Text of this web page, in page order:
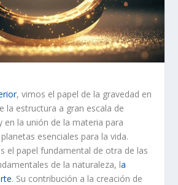
, vimos el papel de la gravedad en
la estructura a gran escala de
en la unión de la materia para
esenciales para la vida.
el papel fundamental de otra de las
de la naturaleza, la
. Su contribución a la creación de